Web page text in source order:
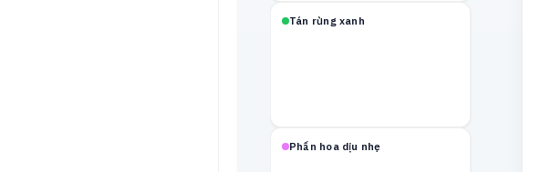
Tán rừng xanh
Phấn hoa dịu nhẹ